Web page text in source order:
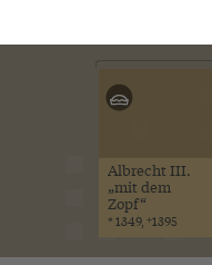
Albrecht III.
„mit dem
Zopf“
* 1349, †1395